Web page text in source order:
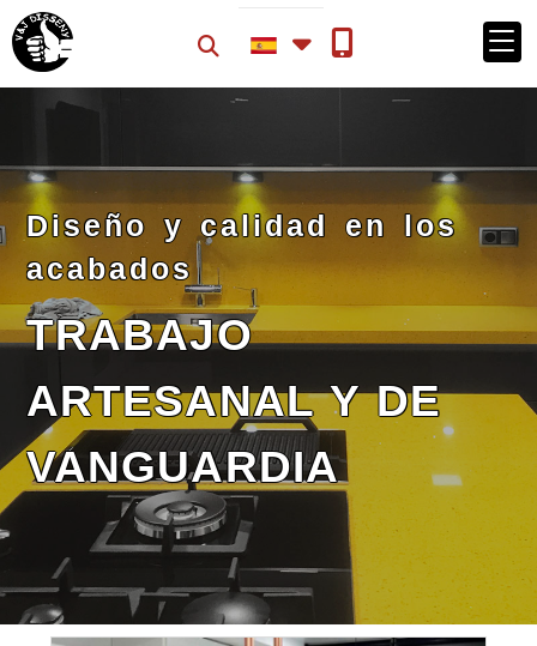
Diseño y calidad en los
acabados
TRABAJO
ARTESANAL Y DE
VANGUARDIA